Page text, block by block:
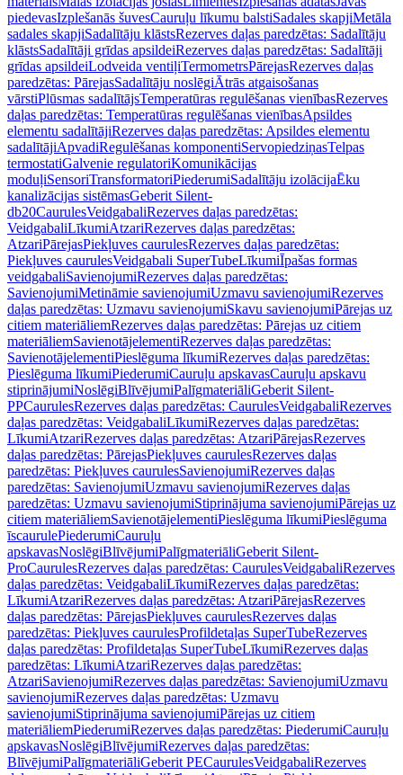
piedevasIzplešanās šuvesCauruļu līkumu balstiSadales skapjiMetāla
sadales skapjiSadalītāju klāstsRezerves daļas paredzētas: Sadalītāju
klāstsSadalītāji grīdas apsildeiRezerves daļas paredzētas: Sadalītāji
grīdas apsildeiLodveida ventiļiTermometrsPārejasRezerves daļas
paredzētas: PārejasSadalītāju noslēgiĀtrās atgaisošanas
vārstiPlūsmas sadalītājsTemperatūras regulēšanas vienībasRezerves
daļas paredzētas: Temperatūras regulēšanas vienībasApsildes
elementu sadalītājiRezerves daļas paredzētas: Apsildes elementu
sadalītājiApvadiRegulēšanas komponentiServopiedziņasTelpas
termostatiGalvenie regulatoriKomunikācijas
moduļiSensoriTransformatoriPiederumiSadalītāju izolācijaĒku
kanalizācijas sistēmasGeberit Silent-
db20CaurulesVeidgabaliRezerves daļas paredzētas:
VeidgabaliLīkumiAtzariRezerves daļas paredzētas:
AtzariPārejasPiekļuves caurulesRezerves daļas paredzētas:
Piekļuves caurulesVeidgabali SuperTubeLīkumiĪpašas formas
veidgabaliSavienojumiRezerves daļas paredzētas:
SavienojumiMetināmie savienojumiUzmavu savienojumiRezerves
daļas paredzētas: Uzmavu savienojumiSkavu savienojumiPārejas uz
citiem materiāliemRezerves daļas paredzētas: Pārejas uz citiem
materiāliemSavienotājelementiRezerves daļas paredzētas:
SavienotājelementiPieslēguma līkumiRezerves daļas paredzētas:
Pieslēguma līkumiPiederumiCauruļu apskavasCauruļu apskavu
stiprinājumiNoslēgiBlīvējumiPalīgmateriāliGeberit Silent-
PPCaurulesRezerves daļas paredzētas: CaurulesVeidgabaliRezerves
daļas paredzētas: VeidgabaliLīkumiRezerves daļas paredzētas:
LīkumiAtzariRezerves daļas paredzētas: AtzariPārejasRezerves
daļas paredzētas: PārejasPiekļuves caurulesRezerves daļas
paredzētas: Piekļuves caurulesSavienojumiRezerves daļas
paredzētas: SavienojumiUzmavu savienojumiRezerves daļas
paredzētas: Uzmavu savienojumiStiprinājuma savienojumiPārejas uz
citiem materiāliemSavienotājelementiPieslēguma līkumiPieslēguma
īscaurulePiederumiCauruļu
apskavasNoslēgiBlīvējumiPalīgmateriāliGeberit Silent-
ProCaurulesRezerves daļas paredzētas: CaurulesVeidgabaliRezerves
daļas paredzētas: VeidgabaliLīkumiRezerves daļas paredzētas:
LīkumiAtzariRezerves daļas paredzētas: AtzariPārejasRezerves
daļas paredzētas: PārejasPiekļuves caurulesRezerves daļas
paredzētas: Piekļuves caurulesProfildetaļas SuperTubeRezerves
daļas paredzētas: Profildetaļas SuperTubeLīkumiRezerves daļas
paredzētas: LīkumiAtzariRezerves daļas paredzētas:
AtzariSavienojumiRezerves daļas paredzētas: SavienojumiUzmavu
savienojumiRezerves daļas paredzētas: Uzmavu
savienojumiStiprinājuma savienojumiPārejas uz citiem
materiāliemPiederumiRezerves daļas paredzētas: PiederumiCauruļu
apskavasNoslēgiBlīvējumiRezerves daļas paredzētas:
BlīvējumiPalīgmateriāliGeberit PECaurulesVeidgabaliRezerves